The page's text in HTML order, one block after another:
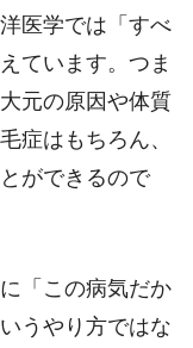
医学では「すべ
ています。つま
元の原因や体質
症はもちろん、
ができるので
「この病気だか
うやり方ではな